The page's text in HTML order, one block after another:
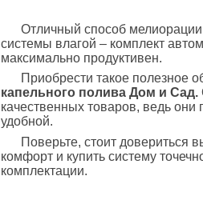
Отличный способ
системы влагой – комплект
максимально продуктивен.
Приобрести такое полезное
капельного полива Дом и Сад.
качественных товаров, ведь
удобной.
Поверьте, стоит довериться
комфорт и купить систему
комплектации.